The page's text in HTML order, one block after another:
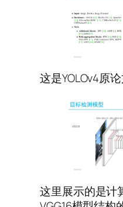
这是YOLOv4原
这里展示的是计